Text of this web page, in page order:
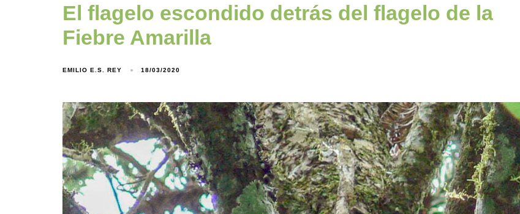
El flagelo escondido detrás del flagelo de la
Fiebre Amarilla
EMILIO E.S. REY 18/03/2020